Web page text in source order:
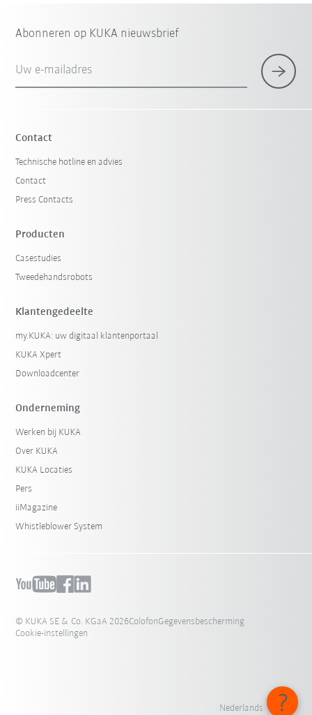
Abonneren op KUKA nieuwsbrief
Uw e-mailadres
Contact
Technische hotline en advies
Contact
Press Contacts
Producten
Casestudies
Tweedehandsrobots
Klantengedeelte
my.KUKA: uw digitaal klantenportaal
KUKA Xpert
Downloadcenter
Onderneming
Werken bij KUKA
Over KUKA
KUKA Locaties
Pers
iiMagazine
Whistleblower System
© KUKA SE & Co. KGaA 2026ColofonGegevensbescherming
Cookie-instellingen
Nederlands - België